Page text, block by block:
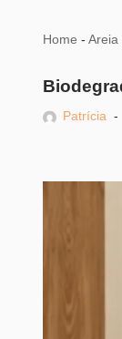
Home - Areia
Patrícia